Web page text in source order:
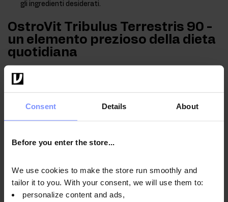
Consent Details About
Before you enter the store...
We use cookies to make the store run smoothly and
tailor it to you. With your consent, we will use them to:
personalize content and ads,
gli ingredienti desiderati.
OstroVit Tribulus Terrestris 90 -
un elemento prezioso della dieta
quotidiana
Il Tribulus terrestris è una pianta annuale appartenente alla
bipennate, simili a quelle delle felci, e per il portamento
Attualmente il tribulus terrestris viene utilizzato